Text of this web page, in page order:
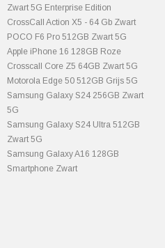
Zwart 5G Enterprise Edition
CrossCall Action X5 - 64 Gb Zwart
POCO F6 Pro 512GB Zwart 5G
Apple iPhone 16 128GB Roze
Crosscall Core Z5 64GB Zwart 5G
Motorola Edge 50 512GB Grijs 5G
Samsung Galaxy S24 256GB Zwart
5G
Samsung Galaxy S24 Ultra 512GB
Zwart 5G
Samsung Galaxy A16 128GB
Smartphone Zwart